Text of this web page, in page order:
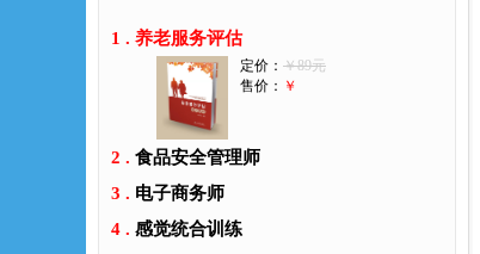
1 . 养老服务评估
定价： ￥89元
售价： ￥
2 . 食品安全管理师
3 . 电子商务师
4 . 感觉统合训练